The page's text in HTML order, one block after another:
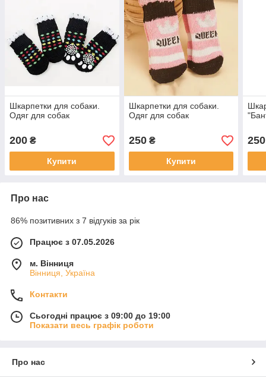
Шкарпетки для собаки.
Одяг для собак
200 ₴
Купити
Шкарпетки для собаки.
Одяг для собак
250₴
Купити
250
Про нас
86% позитивних з 7 відгуків за рік
Працює з 07.05.2026
м. Вінниця
Вінниця, Україна
Контакти
Сьогодні працює з 09:00 до 19:00
Показати весь графік роботи
Про нас